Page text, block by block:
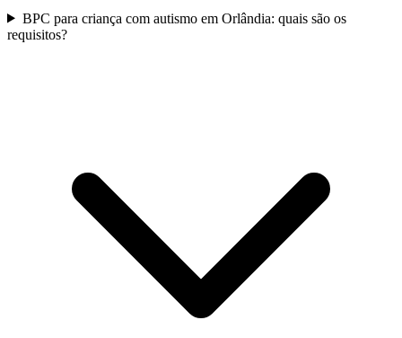
BPC para criança com autismo em Orlândia: quais são os
requisitos?